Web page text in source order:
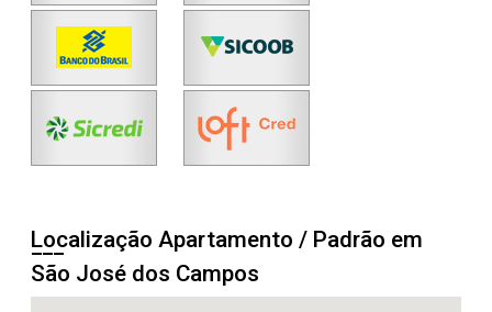
Localização Apartamento / Padrão em
São José dos Campos